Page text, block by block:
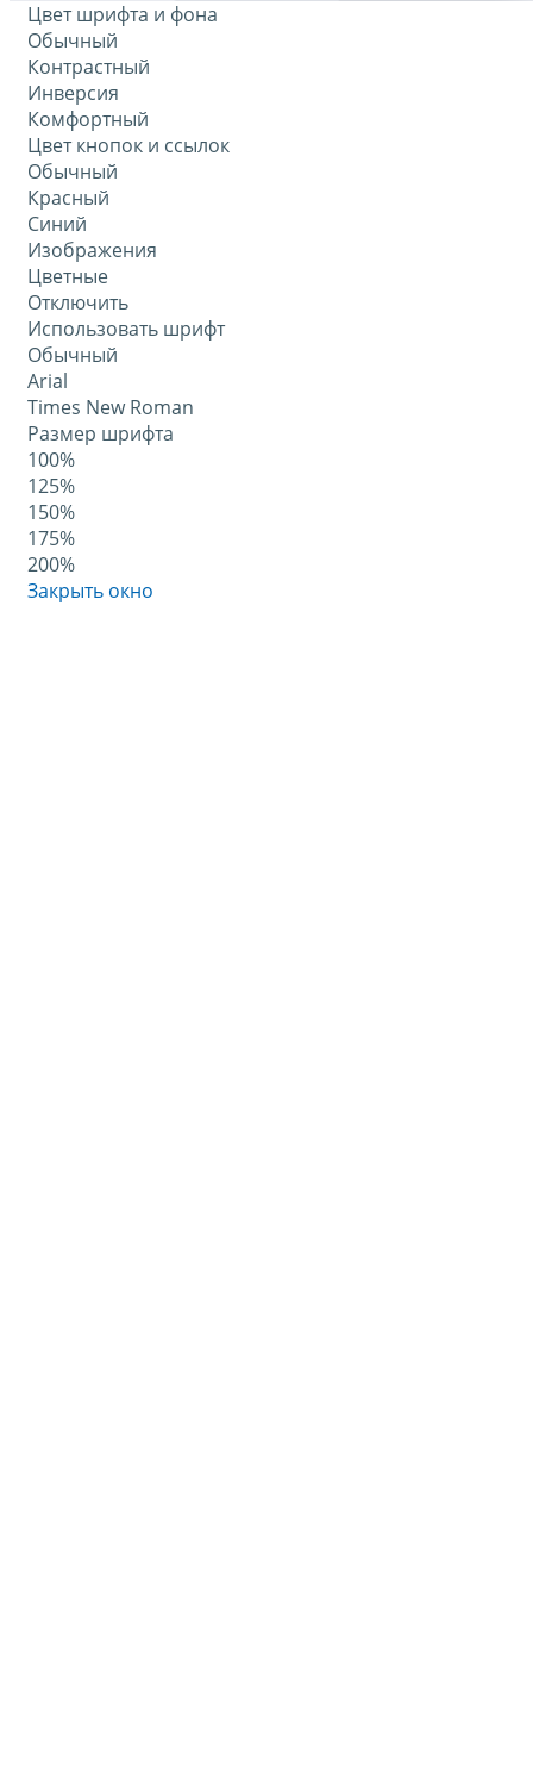
Цвет шрифта и фона
Обычный
Контрастный
Инверсия
Комфортный
Цвет кнопок и ссылок
Обычный
Красный
Синий
Изображения
Цветные
Отключить
Использовать шрифт
Обычный
Arial
Times New Roman
Размер шрифта
100%
125%
150%
175%
200%
Закрыть окно